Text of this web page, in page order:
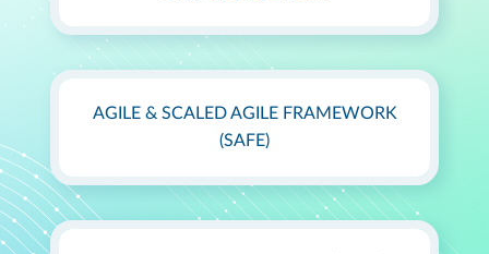
AGILE & SCALED AGILE FRAMEWORK
(SAFE)